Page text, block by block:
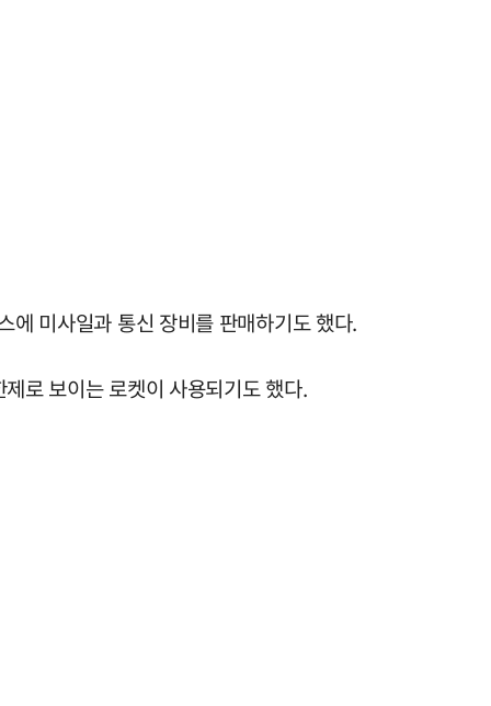
미사일과 통신 장비를 판매하기도 했다.
로 보이는 로켓이 사용되기도 했다.